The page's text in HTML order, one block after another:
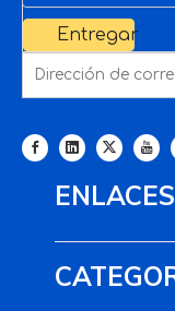
Entregar